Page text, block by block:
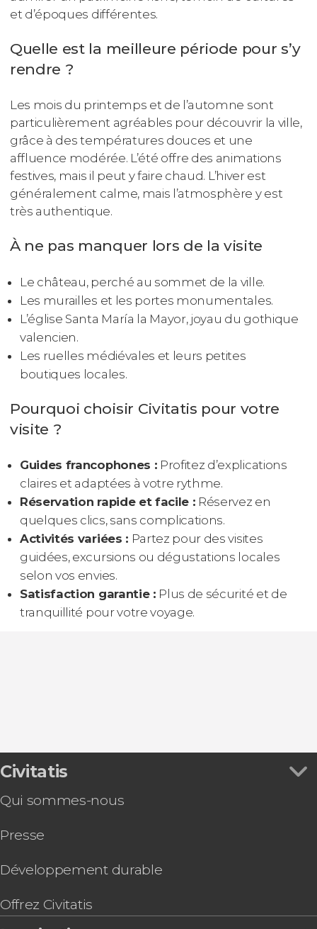
et d’époques différentes.
Quelle est la meilleure période pour s’y
rendre ?
Les mois du printemps et de l’automne sont
particulièrement agréables pour découvrir la ville,
grâce à des températures douces et une
affluence modérée. L’été offre des animations
festives, mais il peut y faire chaud. L’hiver est
généralement calme, mais l’atmosphère y est
très authentique.
À ne pas manquer lors de la visite
Le château, perché au sommet de la ville.
Les murailles et les portes monumentales.
L’église Santa María la Mayor, joyau du gothique
valencien.
Les ruelles médiévales et leurs petites
boutiques locales.
Pourquoi choisir Civitatis pour votre
visite ?
Guides francophones : Profitez d’explications
claires et adaptées à votre rythme.
Réservation rapide et facile : Réservez en
quelques clics, sans complications.
Activités variées : Partez pour des visites
guidées, excursions ou dégustations locales
selon vos envies.
Satisfaction garantie : Plus de sécurité et de
tranquillité pour votre voyage.
Civitatis
Qui sommes-nous
Presse
Développement durable
Offrez Civitatis